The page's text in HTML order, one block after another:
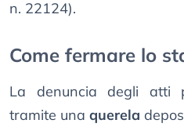
n. 22124).
Come fermare lo
La denuncia degli atti
tramite una querela